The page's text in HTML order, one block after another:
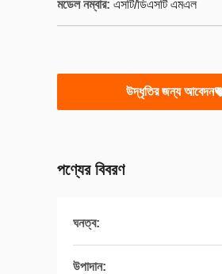
মডেল নম্বার: এসটি/ডিএসটি এমএল
উদ্ধৃতির জন্য আবেদন
পণ্যের বিবরণ
ঘনত্ব:
উপাদান: